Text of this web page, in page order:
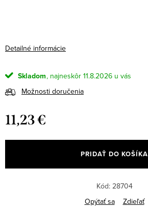
Detailné informácie
Skladom
11.8.2026
Možnosti doručenia
11,23 €
cena:
PRIDAŤ DO KOŠÍKA
Kód: 28704
Opýtať sa
Zdieľať